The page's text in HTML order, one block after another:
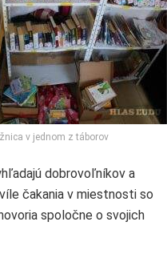
v jednom z táborov
dobrovoľníkov a
čakania v miestnosti so
spoločne o svojich